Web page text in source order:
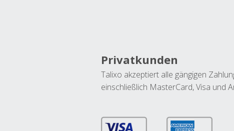
Privatkunden
Talixo akzeptiert alle gängigen
einschließlich MasterCard, Visa und